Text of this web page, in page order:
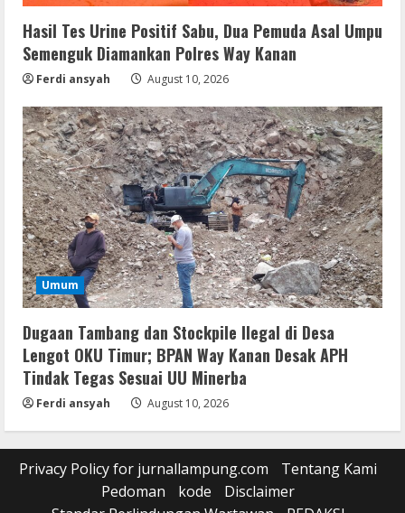
Hasil Tes Urine Positif Sabu, Dua Pemuda Asal Umpu
Semenguk Diamankan Polres Way Kanan
Ferdi ansyah August 10, 2026
Umum
Dugaan Tambang dan Stockpile Ilegal di Desa
Lengot OKU Timur; BPAN Way Kanan Desak APH
Tindak Tegas Sesuai UU Minerba
Ferdi ansyah August 10, 2026
Privacy Policy for jurnallampung.com
Tentang Kami
Pedoman
kode
Disclaimer